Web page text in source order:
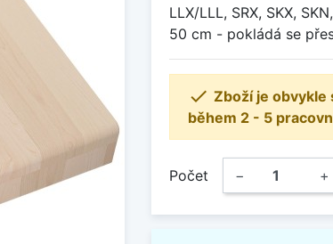
LLX/LLL, SRX, SKX,
50 cm - pokládá se
 Zboží je obvykle
během 2 - 5
Počet − +